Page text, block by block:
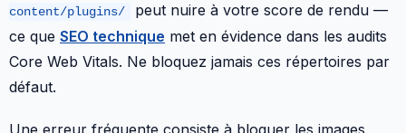
content/plugins/
peut nuire à votre score de rendu —
ce que SEO technique met en évidence dans les audits
Core Web Vitals. Ne bloquez jamais ces répertoires par
défaut.